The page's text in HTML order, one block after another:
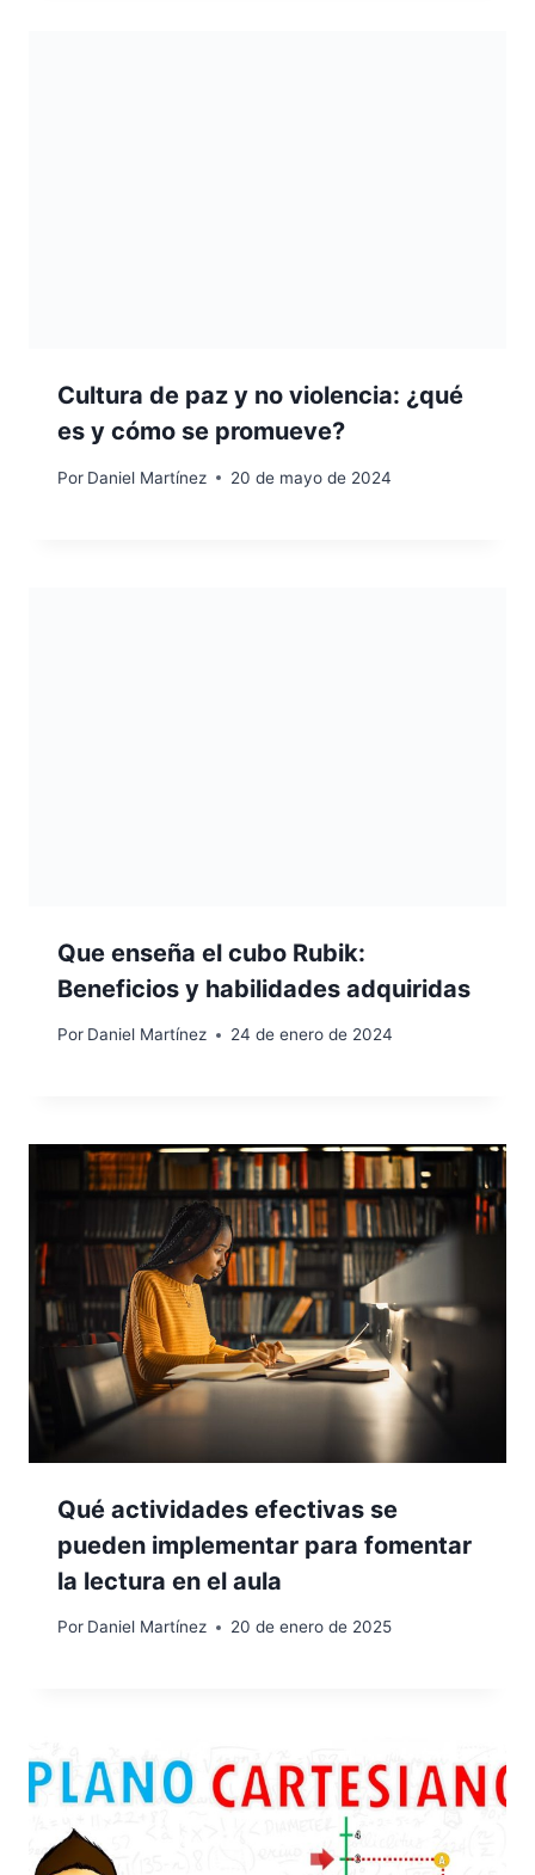
Cultura de paz y no violencia: ¿qué
es y cómo se promueve?
Por Daniel Martínez 20 de mayo de 2024
Que enseña el cubo Rubik:
Beneficios y habilidades adquiridas
Por Daniel Martínez 24 de enero de 2024
Qué actividades efectivas se
pueden implementar para fomentar
la lectura en el aula
Por Daniel Martínez 20 de enero de 2025